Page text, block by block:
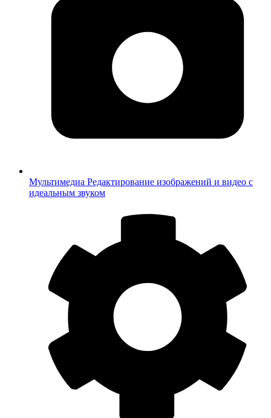
Мультимедиа Редактирование изображений и видео с
идеальным звуком